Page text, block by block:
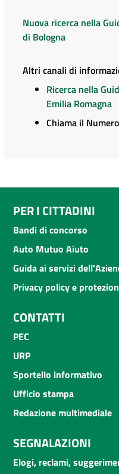
Nuova ricerca nella
di Bologna
Altri canali di
Ricerca nella
Emilia Romagna
Chiama il
PER I CITTADINI
Bandi di concorso
Auto Mutuo Aiuto
Guida ai servizi
Privacy policy e
CONTATTI
PEC
URP
Sportello informativo
Ufficio stampa
Redazione multimediale
SEGNALAZIONI
Elogi, reclami,